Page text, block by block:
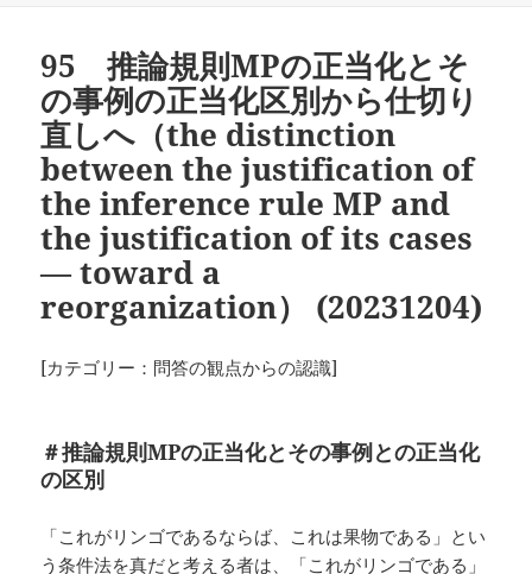
ー
95 推論規則MPの正当化とそ
の事例の正当化区別から仕切り
直しへ（the distinction
between the justification of
the inference rule MP and
the justification of its cases
— toward a
reorganization） (20231204)
[カテゴリー：問答の観点からの認識]
＃推論規則MPの正当化とその事例との正当化
の区別
「これがリンゴであるならば、これは果物である」とい
う条件法を真だと考える者は、「これがリンゴである」